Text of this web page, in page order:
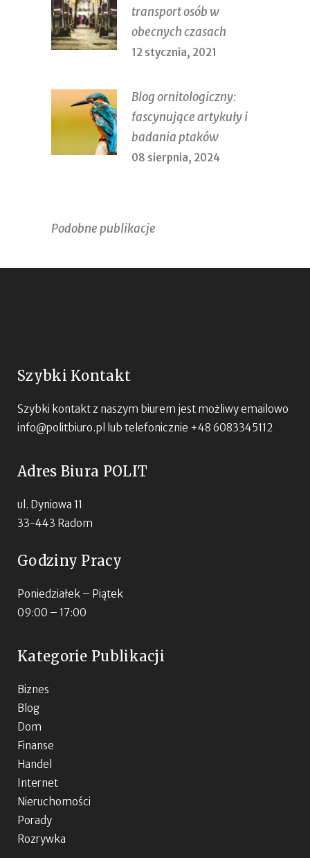
transport osób w
obecnych czasach
12 stycznia, 2021
Blog ornitologiczny:
fascynujące artykuły i
badania ptaków
08 sierpnia, 2024
Podobne publikacje
Szybki Kontakt
Szybki kontakt z naszym biurem jest możliwy emailowo
info@politbiuro.pl
lub telefonicznie +48 6083345112
Adres Biura POLIT
ul. Dyniowa 11
33-443 Radom
Godziny Pracy
Poniedziałek – Piątek
09:00 – 17:00
Kategorie Publikacji
Biznes
Blog
Dom
Finanse
Handel
Internet
Nieruchomości
Porady
Rozrywka